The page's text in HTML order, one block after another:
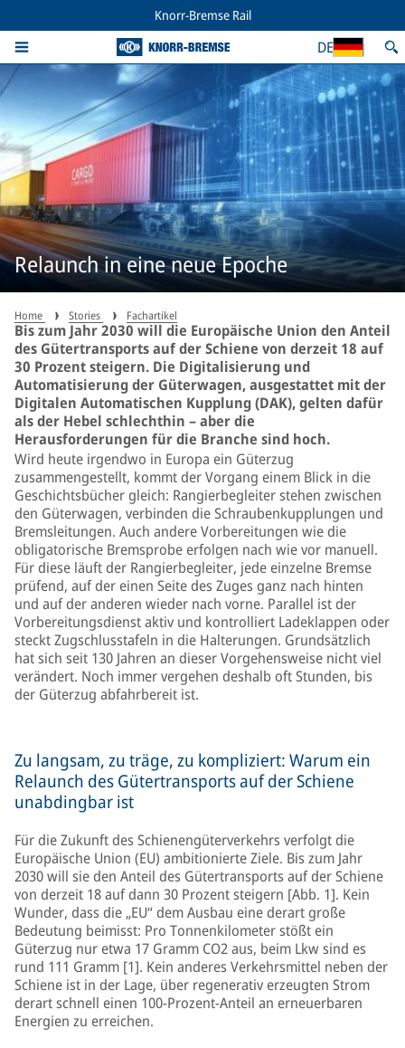
Knorr-Bremse Rail
DE
Relaunch in eine neue Epoche
Home Stories Fachartikel
Bis zum Jahr 2030 will die Europäische Union den Anteil
des Gütertransports auf der Schiene von derzeit 18 auf
30 Prozent steigern. Die Digitalisierung und
Automatisierung der Güterwagen, ausgestattet mit der
Digitalen Automatischen Kupplung (DAK), gelten dafür
als der Hebel schlechthin – aber die
Herausforderungen für die Branche sind hoch.
Wird heute irgendwo in Europa ein Güterzug
zusammengestellt, kommt der Vorgang einem Blick in die
Geschichtsbücher gleich: Rangierbegleiter stehen zwischen
den Güterwagen, verbinden die Schraubenkupplungen und
Bremsleitungen. Auch andere Vorbereitungen wie die
obligatorische Bremsprobe erfolgen nach wie vor manuell.
Für diese läuft der Rangierbegleiter, jede einzelne Bremse
prüfend, auf der einen Seite des Zuges ganz nach hinten
und auf der anderen wieder nach vorne. Parallel ist der
Vorbereitungsdienst aktiv und kontrolliert Ladeklappen oder
steckt Zugschlusstafeln in die Halterungen. Grundsätzlich
hat sich seit 130 Jahren an dieser Vorgehensweise nicht viel
verändert. Noch immer vergehen deshalb oft Stunden, bis
der Güterzug abfahrbereit ist.
Zu langsam, zu träge, zu kompliziert: Warum ein
Relaunch des Gütertransports auf der Schiene
unabdingbar ist
Für die Zukunft des Schienengüterverkehrs verfolgt die
Europäische Union (EU) ambitionierte Ziele. Bis zum Jahr
2030 will sie den Anteil des Gütertransports auf der Schiene
von derzeit 18 auf dann 30 Prozent steigern [Abb. 1]. Kein
Wunder, dass die „EU“ dem Ausbau eine derart große
Bedeutung beimisst: Pro Tonnenkilometer stößt ein
Güterzug nur etwa 17 Gramm CO2 aus, beim Lkw sind es
rund 111 Gramm [1]. Kein anderes Verkehrsmittel neben der
Schiene ist in der Lage, über regenerativ erzeugten Strom
derart schnell einen 100-Prozent-Anteil an erneuerbaren
Energien zu erreichen.